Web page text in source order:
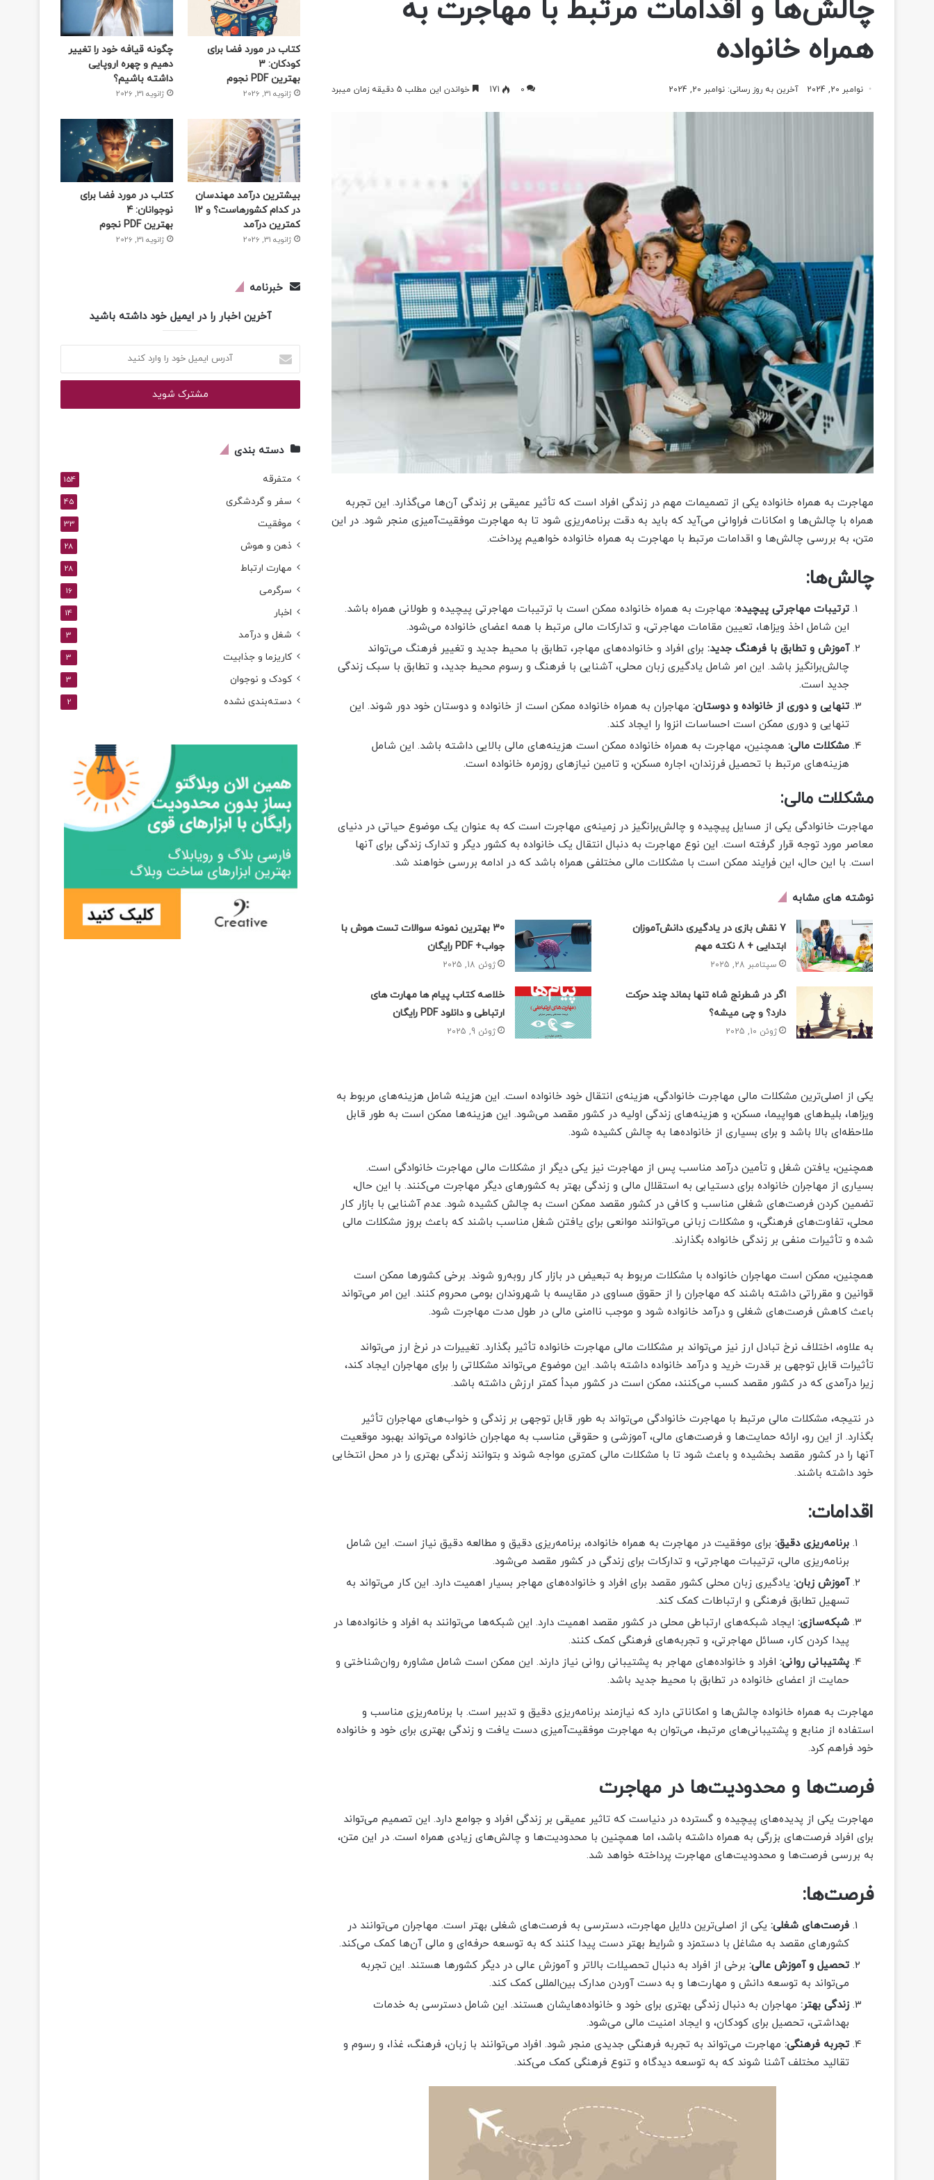
چالش‌ها و اقدامات مرتبط با مهاجرت به
همراه خانواده
نوامبر 20, 2024 آخرین به روز رسانی: نوامبر 20, 2024 0
171 خواندن این مطلب 5 دقیقه زمان میبرد
مهاجرت به همراه خانواده یکی از تصمیمات مهم در زندگی افراد است که تأثیر عمیقی بر زندگی آن‌ها می‌گذارد. این تجربه
همراه با چالش‌ها و امکانات فراوانی می‌آید که باید به دقت برنامه‌ریزی شود تا به مهاجرت موفقیت‌آمیزی منجر شود. در این
متن، به بررسی چالش‌ها و اقدامات مرتبط با مهاجرت به همراه خانواده خواهیم پرداخت.
چالش‌ها:
ترتیبات مهاجرتی پیچیده: مهاجرت به همراه خانواده ممکن است با ترتیبات مهاجرتی پیچیده و طولانی همراه باشد.
این شامل اخذ ویزاها، تعیین مقامات مهاجرتی، و تدارکات مالی مرتبط با همه اعضای خانواده می‌شود.
آموزش و تطابق با فرهنگ جدید: برای افراد و خانواده‌های مهاجر، تطابق با محیط جدید و تغییر فرهنگ می‌تواند
چالش‌برانگیز باشد. این امر شامل یادگیری زبان محلی، آشنایی با فرهنگ و رسوم محیط جدید، و تطابق با سبک زندگی
جدید است.
تنهایی و دوری از خانواده و دوستان: مهاجران به همراه خانواده ممکن است از خانواده و دوستان خود دور شوند. این
تنهایی و دوری ممکن است احساسات انزوا را ایجاد کند.
مشکلات مالی: همچنین، مهاجرت به همراه خانواده ممکن است هزینه‌های مالی بالایی داشته باشد. این شامل
هزینه‌های مرتبط با تحصیل فرزندان، اجاره مسکن، و تامین نیازهای روزمره خانواده است.
مشکلات مالی:
مهاجرت خانوادگی یکی از مسایل پیچیده و چالش‌برانگیز در زمینه‌ی مهاجرت است که به عنوان یک موضوع حیاتی در دنیای
معاصر مورد توجه قرار گرفته است. این نوع مهاجرت به دنبال انتقال یک خانواده به کشور دیگر و تدارک زندگی برای آنها
است. با این حال، این فرایند ممکن است با مشکلات مالی مختلفی همراه باشد که در ادامه بررسی خواهند شد.
نوشته های مشابه
7 نقش بازی در یادگیری دانش‌آموزان
ابتدایی + 8 نکته مهم
سپتامبر 28, 2025
30 بهترین نمونه سوالات تست هوش با
جواب+ PDF رایگان
ژوئن 18, 2025
اگر در شطرنج شاه تنها بماند چند حرکت
دارد؟ و چی میشه؟
ژوئن 10, 2025
خلاصه کتاب پیام ها مهارت های
ارتباطی و دانلود PDF رایگان
ژوئن 9, 2025
یکی از اصلی‌ترین مشکلات مالی مهاجرت خانوادگی، هزینه‌ی انتقال خود خانواده است. این هزینه شامل هزینه‌های مربوط به
ویزاها، بلیط‌های هواپیما، مسکن، و هزینه‌های زندگی اولیه در کشور مقصد می‌شود. این هزینه‌ها ممکن است به طور قابل
ملاحظه‌ای بالا باشد و برای بسیاری از خانواده‌ها به چالش کشیده شود.
همچنین، یافتن شغل و تأمین درآمد مناسب پس از مهاجرت نیز یکی دیگر از مشکلات مالی مهاجرت خانوادگی است.
بسیاری از مهاجران خانواده برای دستیابی به استقلال مالی و زندگی بهتر به کشورهای دیگر مهاجرت می‌کنند. با این حال،
تضمین کردن فرصت‌های شغلی مناسب و کافی در کشور مقصد ممکن است به چالش کشیده شود. عدم آشنایی با بازار کار
محلی، تفاوت‌های فرهنگی، و مشکلات زبانی می‌توانند موانعی برای یافتن شغل مناسب باشند که باعث بروز مشکلات مالی
شده و تأثیرات منفی بر زندگی خانواده بگذارند.
همچنین، ممکن است مهاجران خانواده با مشکلات مربوط به تبعیض در بازار کار روبه‌رو شوند. برخی کشورها ممکن است
قوانین و مقرراتی داشته باشند که مهاجران را از حقوق مساوی در مقایسه با شهروندان بومی محروم کنند. این امر می‌تواند
باعث کاهش فرصت‌های شغلی و درآمد خانواده شود و موجب ناامنی مالی در طول مدت مهاجرت شود.
به علاوه، اختلاف نرخ تبادل ارز نیز می‌تواند بر مشکلات مالی مهاجرت خانواده تأثیر بگذارد. تغییرات در نرخ ارز می‌تواند
تأثیرات قابل توجهی بر قدرت خرید و درآمد خانواده داشته باشد. این موضوع می‌تواند مشکلاتی را برای مهاجران ایجاد کند،
زیرا درآمدی که در کشور مقصد کسب می‌کنند، ممکن است در کشور مبدأ کمتر ارزش داشته باشد.
در نتیجه، مشکلات مالی مرتبط با مهاجرت خانوادگی می‌تواند به طور قابل توجهی بر زندگی و خواب‌های مهاجران تأثیر
بگذارد. از این رو، ارائه حمایت‌ها و فرصت‌های مالی، آموزشی و حقوقی مناسب به مهاجران خانواده می‌تواند بهبود موقعیت
آنها را در کشور مقصد بخشیده و باعث شود تا با مشکلات مالی کمتری مواجه شوند و بتوانند زندگی بهتری را در محل انتخابی
خود داشته باشند.
اقدامات:
برنامه‌ریزی دقیق: برای موفقیت در مهاجرت به همراه خانواده، برنامه‌ریزی دقیق و مطالعه دقیق نیاز است. این شامل
برنامه‌ریزی مالی، ترتیبات مهاجرتی، و تدارکات برای زندگی در کشور مقصد می‌شود.
آموزش زبان: یادگیری زبان محلی کشور مقصد برای افراد و خانواده‌های مهاجر بسیار اهمیت دارد. این کار می‌تواند به
تسهیل تطابق فرهنگی و ارتباطات کمک کند.
شبکه‌سازی: ایجاد شبکه‌های ارتباطی محلی در کشور مقصد اهمیت دارد. این شبکه‌ها می‌توانند به افراد و خانواده‌ها در
پیدا کردن کار، مسائل مهاجرتی، و تجربه‌های فرهنگی کمک کنند.
پشتیبانی روانی: افراد و خانواده‌های مهاجر به پشتیبانی روانی نیاز دارند. این ممکن است شامل مشاوره روان‌شناختی و
حمایت از اعضای خانواده در تطابق با محیط جدید باشد.
مهاجرت به همراه خانواده چالش‌ها و امکاناتی دارد که نیازمند برنامه‌ریزی دقیق و تدبیر است. با برنامه‌ریزی مناسب و
استفاده از منابع و پشتیبانی‌های مرتبط، می‌توان به مهاجرت موفقیت‌آمیزی دست یافت و زندگی بهتری برای خود و خانواده
خود فراهم کرد.
فرصت‌ها و محدودیت‌ها در مهاجرت
مهاجرت یکی از پدیده‌های پیچیده و گسترده در دنیاست که تاثیر عمیقی بر زندگی افراد و جوامع دارد. این تصمیم می‌تواند
برای افراد فرصت‌های بزرگی به همراه داشته باشد، اما همچنین با محدودیت‌ها و چالش‌های زیادی همراه است. در این متن،
به بررسی فرصت‌ها و محدودیت‌های مهاجرت پرداخته خواهد شد.
فرصت‌ها:
فرصت‌های شغلی: یکی از اصلی‌ترین دلایل مهاجرت، دسترسی به فرصت‌های شغلی بهتر است. مهاجران می‌توانند در
کشورهای مقصد به مشاغل با دستمزد و شرایط بهتر دست پیدا کنند که به توسعه حرفه‌ای و مالی آن‌ها کمک می‌کند.
تحصیل و آموزش عالی: برخی از افراد به دنبال تحصیلات بالاتر و آموزش عالی در دیگر کشورها هستند. این تجربه
می‌تواند به توسعه دانش و مهارت‌ها و به دست آوردن مدارک بین‌المللی کمک کند.
زندگی بهتر: مهاجران به دنبال زندگی بهتری برای خود و خانواده‌هایشان هستند. این شامل دسترسی به خدمات
بهداشتی، تحصیل برای کودکان، و ایجاد امنیت مالی می‌شود.
تجربه فرهنگی: مهاجرت می‌تواند به تجربه فرهنگی جدیدی منجر شود. افراد می‌توانند با زبان، فرهنگ، غذا، و رسوم و
تقالید مختلف آشنا شوند که به توسعه دیدگاه و تنوع فرهنگی کمک می‌کند.
کتاب در مورد فضا برای
کودکان: 3
بهترین PDF نجوم
ژانویه 31, 2026
چگونه قیافه خود را تغییر
دهیم و چهره اروپایی
داشته باشیم؟
ژانویه 31, 2026
بیشترین درآمد مهندسان
در کدام کشورهاست؟ و 12
کمترین درآمد
ژانویه 31, 2026
کتاب در مورد فضا برای
نوجوانان: 4
بهترین PDF نجوم
ژانویه 31, 2026
خبرنامه
آخرین اخبار را در ایمیل خود داشته باشید
ایمیل
خود
وارد
دسته بندی
متفرقه 154
سفر و گردشگری 45
موفقیت 33
ذهن و هوش 28
مهارت ارتباط 28
سرگرمی 16
اخبار 14
شغل و درآمد 3
کاریزما و جذابیت 3
کودک و نوجوان 3
دسته‌بندی نشده 2